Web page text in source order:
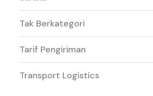
Tak Berkategori
Tarif Pengiriman
Transport Logistics